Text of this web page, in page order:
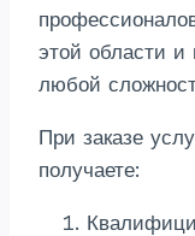
этой области и
любой
При заказе
получаете: